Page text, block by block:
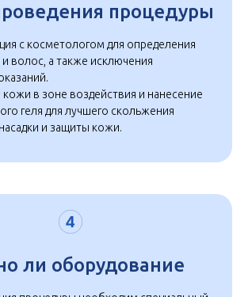
процедуры
с косметологом для определения
волос, а также исключения
в зоне воздействия и нанесение
геля для лучшего скольжения
и защиты кожи.
ли оборудование